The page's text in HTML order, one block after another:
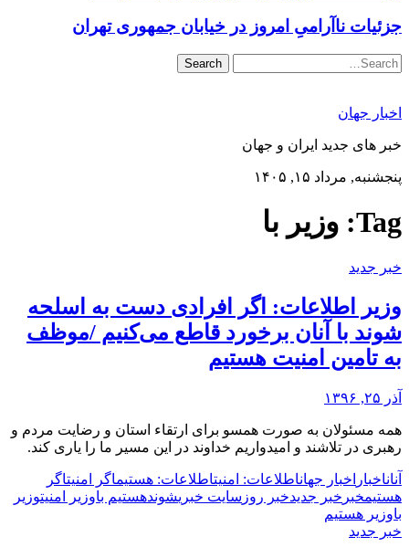
جزئیات ناآرامیِ امروز در خیابان جمهوری تهران
Search
اخبار جهان
خبر های جدید ایران و جهان
پنجشنبه, مرداد ۱۵, ۱۴۰۵
Tag: وزیر با
خبر جدید
وزیر اطلاعات: اگر افرادی دست به اسلحه
شوند با آنان برخورد قاطع می‌کنیم /موظف
به تامین امنیت هستیم
آذر ۲۵, ۱۳۹۶
همه مسئولان به صورت همسو برای ارتقاء استان و رضایت مردم و
رهبری در تلاشند و امیدواریم خداوند در این مسیر ما را یاری کند.
آناناخبار اخبار جهاناطلاعات: امنیتاطلاعات: هستیماگر امنیتاگر
هستیمخبر خبر جدیدخبر روز سایت خبریشوندهستیم باوزیر امنیتوزیر
باوزیر هستیم
خبر جدید